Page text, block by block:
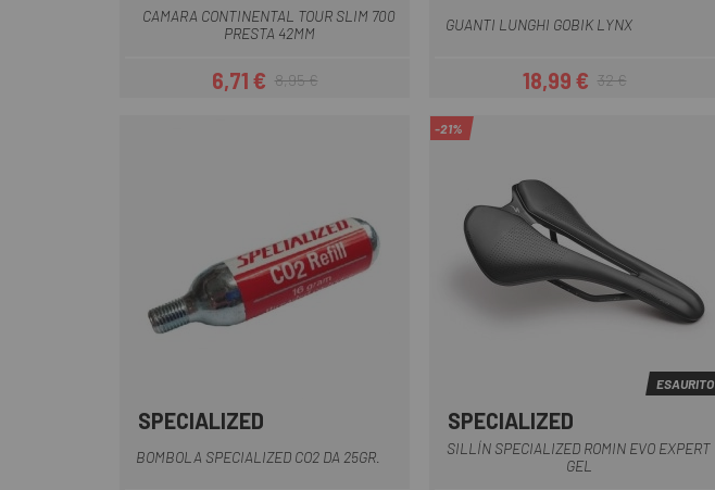
CAMARA CONTINENTAL TOUR SLIM 700
PRESTA 42MM
Prezzo
6,71 €Prezzo base
8,95 €
GUANTI LUNGHI GOBIK LYNX
Prezzo
18,99 €Prezzo base
32 €
SPECIALIZED
BOMBOLA SPECIALIZED CO2 DA 25GR.
Nero
-21%
ESAURITO
SPECIALIZED
SILLÍN SPECIALIZED ROMIN EVO EXPERT
GEL